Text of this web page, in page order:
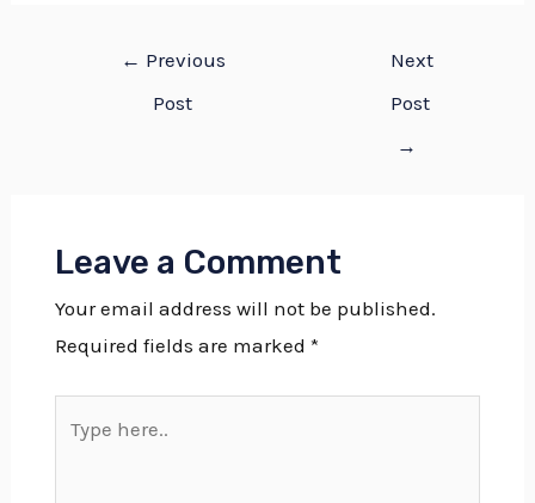
← Previous
Post
Next
Post
→
Leave a Comment
Your email address will not be published.
Required fields are marked *
here..